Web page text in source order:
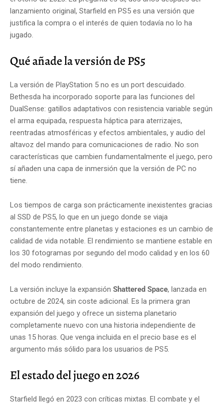
lanzamiento original, Starfield en PS5 es una versión que
justifica la compra o el interés de quien todavía no lo ha
jugado.
Qué añade la versión de PS5
La versión de PlayStation 5 no es un port descuidado.
Bethesda ha incorporado soporte para las funciones del
DualSense: gatillos adaptativos con resistencia variable según
el arma equipada, respuesta háptica para aterrizajes,
reentradas atmosféricas y efectos ambientales, y audio del
altavoz del mando para comunicaciones de radio. No son
características que cambien fundamentalmente el juego, pero
sí añaden una capa de inmersión que la versión de PC no
tiene.
Los tiempos de carga son prácticamente inexistentes gracias
al SSD de PS5, lo que en un juego donde se viaja
constantemente entre planetas y estaciones es un cambio de
calidad de vida notable. El rendimiento se mantiene estable en
los 30 fotogramas por segundo del modo calidad y en los 60
del modo rendimiento.
La versión incluye la expansión Shattered Space, lanzada en
octubre de 2024, sin coste adicional. Es la primera gran
expansión del juego y ofrece un sistema planetario
completamente nuevo con una historia independiente de
unas 15 horas. Que venga incluida en el precio base es el
argumento más sólido para los usuarios de PS5.
El estado del juego en 2026
Starfield llegó en 2023 con críticas mixtas. El combate y el